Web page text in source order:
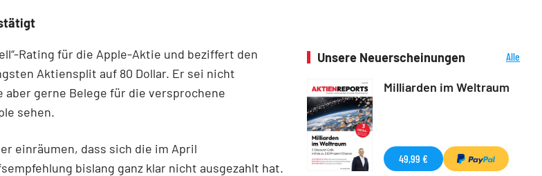
Rating für die Apple-Aktie und beziffert den
Aktiensplit auf 80 Dollar. Er sei nicht
aber gerne Belege für die versprochene
sehen.
einräumen, dass sich die im April
bislang ganz klar nicht ausgezahlt hat.
Unsere Neuerscheinungen
Alle
Milliarden im Weltraum
49,99 €